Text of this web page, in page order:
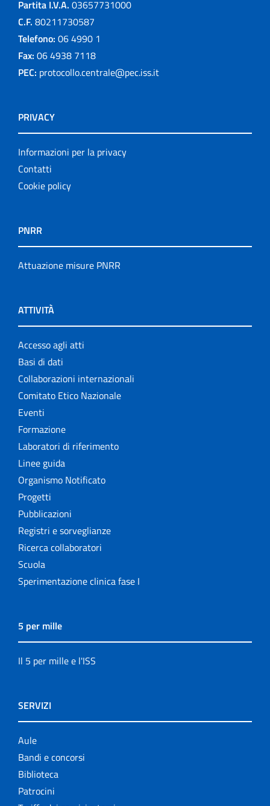
Partita I.V.A. 03657731000
C.F. 80211730587
Telefono: 06 4990 1
Fax: 06 4938 7118
PEC: protocollo.centrale@pec.iss.it
PRIVACY
Informazioni per la privacy
Contatti
Cookie policy
PNRR
Attuazione misure PNRR
ATTIVITÀ
Accesso agli atti
Basi di dati
Collaborazioni internazionali
Comitato Etico Nazionale
Eventi
Formazione
Laboratori di riferimento
Linee guida
Organismo Notificato
Progetti
Pubblicazioni
Registri e sorveglianze
Ricerca collaboratori
Scuola
Sperimentazione clinica fase I
5 per mille
Il 5 per mille e l'ISS
SERVIZI
Aule
Bandi e concorsi
Biblioteca
Patrocini